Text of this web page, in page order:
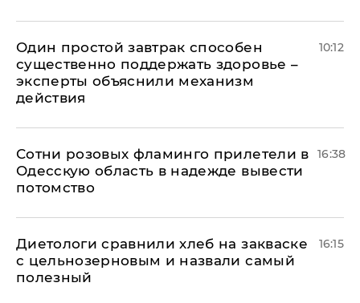
Один простой завтрак способен
существенно поддержать здоровье –
эксперты объяснили механизм
действия
10:12
Сотни розовых фламинго прилетели в
Одесскую область в надежде вывести
потомство
16:38
Диетологи сравнили хлеб на закваске
с цельнозерновым и назвали самый
полезный
16:15